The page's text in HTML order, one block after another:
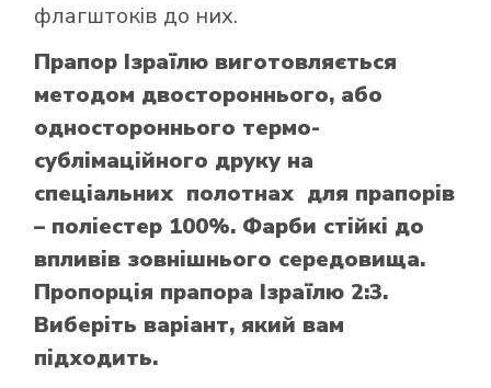
флагштоків до них.
Прапор Ізраїлю виготовляється
методом двостороннього, або
одностороннього термо-
сублімаційного друку на
спеціальних полотнах для прапорів
– поліестер 100%. Фарби стійкі до
впливів зовнішнього середовища.
Пропорція прапора Ізраїлю 2:3.
Виберіть варіант, який вам
підходить.